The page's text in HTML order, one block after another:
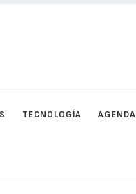
TECNOLOGÍA AGENDA